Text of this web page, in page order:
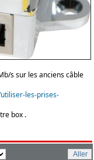
s sur les anciens câble
les-prises-
box .